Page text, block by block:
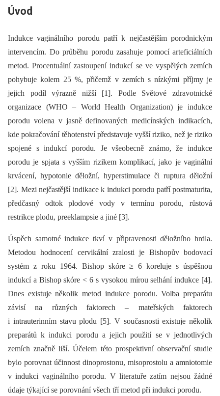
Úvod
Indukce vaginálního porodu patří k nejčastějším porodnickým
intervencím. Do průběhu porodu zasahuje pomocí arteficiálních
metod. Procentuální zastoupení indukcí se ve vyspělých zemích
pohybuje kolem 25 %, přičemž v zemích s nízkými příjmy je
jejich podíl výrazně nižší [1]. Podle Světové zdravotnické
organizace (WHO –⁠ World Health Organization) je indukce
porodu volena v jasně definovaných medicínských indikacích,
kde pokračování těhotenství představuje vyšší riziko, než je riziko
spojené s indukcí porodu. Je všeobecně známo, že indukce
porodu je spjata s vyšším rizikem komplikací, jako je vaginální
krvácení, hypotonie děložní, hyperstimulace či ruptura děložní
[2]. Mezi nejčastější indikace k indukci porodu patří postmaturita,
předčasný odtok plodové vody v termínu porodu, růstová
restrikce plodu, preeklampsie a jiné [3].
Úspěch samotné indukce tkví v připravenosti děložního hrdla.
Metodou hodnocení cervikální zralosti je Bishopův bodovací
systém z roku 1964. Bishop skóre ≥ 6 koreluje s úspěšnou
indukcí a Bishop skóre < 6 s vysokou mírou selhání indukce [4].
Dnes existuje několik metod indukce porodu. Volba preparátu
závisí na různých faktorech –⁠ mateřských faktorech
i intrauterinním stavu plodu [5]. V současnosti existuje několik
preparátů k indukci porodu a jejich použití se v jednotlivých
zemích značně liší. Účelem této prospektivní observační studie
bylo porovnat účinnost dinoprostonu, misoprostolu a amniotomie
v indukci vaginálního porodu. V literatuře zatím nejsou žádné
údaje týkající se porovnání všech tří metod při indukci porodu.